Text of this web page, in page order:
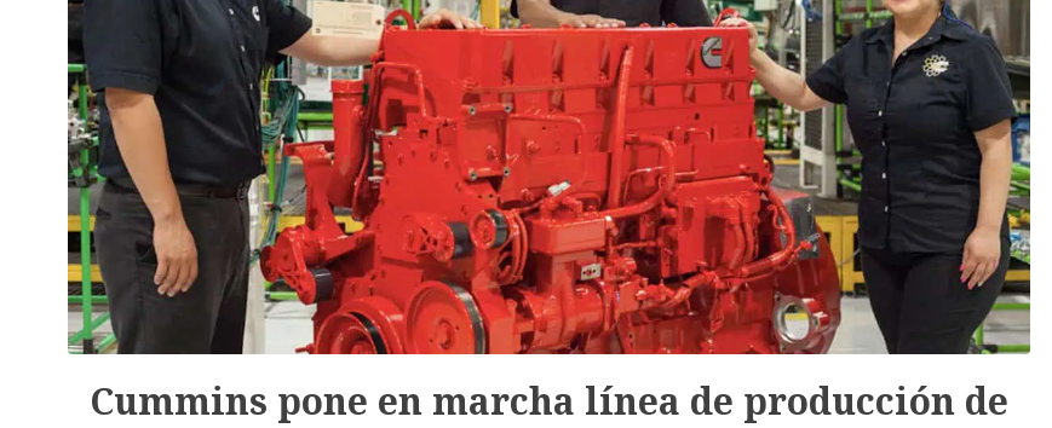
Cummins pone en marcha línea de producción de